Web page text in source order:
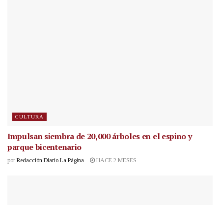
CULTURA
Impulsan siembra de 20,000 árboles en el espino y
parque bicentenario
por Redacción Diario La Página HACE 2 MESES